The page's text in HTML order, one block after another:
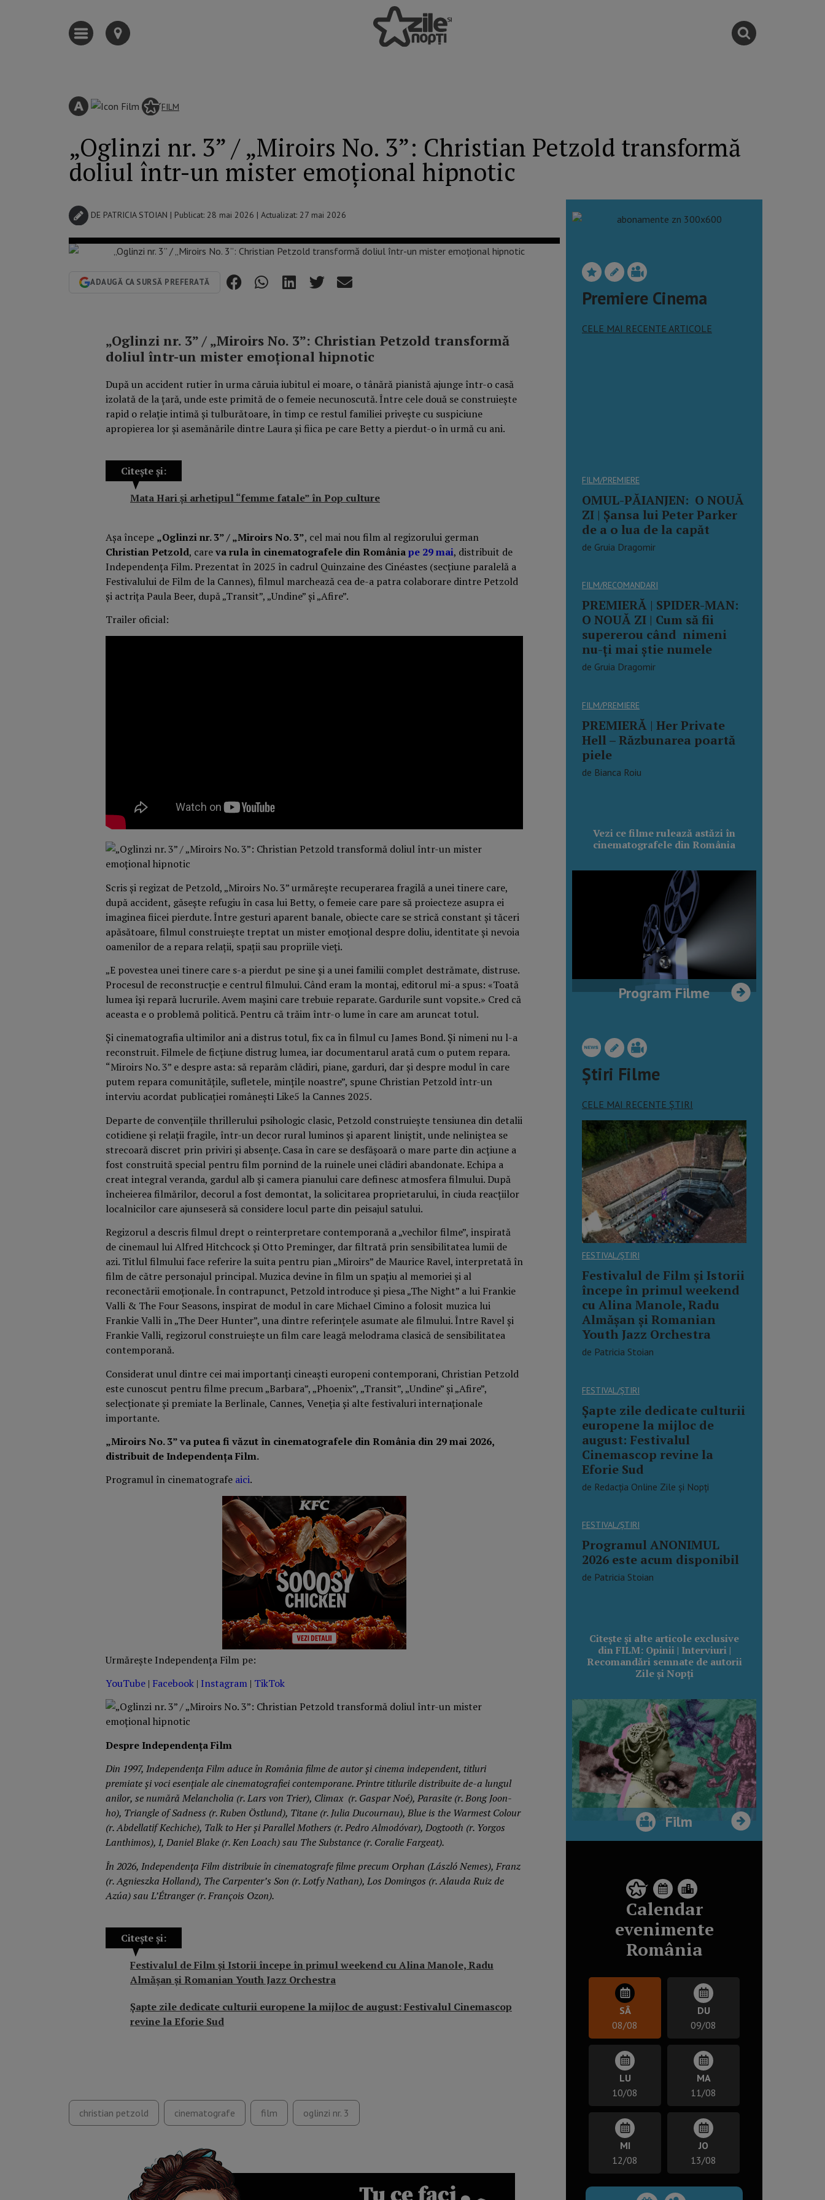
FILM
„Oglinzi nr. 3” / „Miroirs No. 3”: Christian Petzold transformă
doliul într-un mister emoțional hipnotic
DE PATRICIA STOIAN | Publicat: 28 mai 2026 | Actualizat: 27 mai 2026
ADAUGĂ CA SURSĂ PREFERATĂ
„Oglinzi nr. 3” / „Miroirs No. 3”: Christian Petzold transformă
doliul într-un mister emoțional hipnotic
După un accident rutier în urma căruia iubitul ei moare, o tânără pianistă ajunge într-o casă
izolată de la țară, unde este primită de o femeie necunoscută. Între cele două se construiește
rapid o relație intimă și tulburătoare, în timp ce restul familiei privește cu suspiciune
apropierea lor și asemănările dintre Laura și fiica pe care Betty a pierdut-o în urmă cu ani.
Citește și:
Mata Hari şi arhetipul “femme fatale” în Pop culture
Așa începe „Oglinzi nr. 3” / „Miroirs No. 3”, cel mai nou film al regizorului german
Christian Petzold, careva rula în cinematografele din Româniape 29 mai, distribuit de
Independența Film. Prezentat în 2025 în cadrul Quinzaine des Cinéastes (secțiune paralelă a
Festivalului de Film de la Cannes), filmul marchează cea de-a patra colaborare dintre Petzold
și actrița Paula Beer, după „Transit”, „Undine” și „Afire”.
Trailer oficial:
Scris și regizat de Petzold, „Miroirs No. 3” urmărește recuperarea fragilă a unei tinere care,
după accident, găsește refugiu în casa lui Betty, o femeie care pare să proiecteze asupra ei
imaginea fiicei pierdute. Între gesturi aparent banale, obiecte care se strică constant și tăceri
apăsătoare, filmul construiește treptat un mister emoțional despre doliu, identitate și nevoia
oamenilor de a repara relații, spații sau propriile vieți.
„E povestea unei tinere care s-a pierdut pe sine și a unei familii complet destrămate, distruse.
Procesul de reconstrucție e centrul filmului. Când eram la montaj, editorul mi-a spus: «Toată
lumea își repară lucrurile. Avem mașini care trebuie reparate. Gardurile sunt vopsite.» Cred că
aceasta e o problemă politică. Pentru că trăim într-o lume în care am aruncat totul.
Și cinematografia ultimilor ani a distrus totul, fix ca în filmul cu James Bond. Și nimeni nu l-a
reconstruit. Filmele de ficțiune distrug lumea, iar documentarul arată cum o putem repara.
“Miroirs No. 3” e despre asta: să reparăm clădiri, piane, garduri, dar și despre modul în care
putem repara comunitățile, sufletele, mințile noastre”, spune Christian Petzold într-un
interviu acordat publicației românești Like5 la Cannes 2025.
Departe de convențiile thrillerului psihologic clasic, Petzold construiește tensiunea din detalii
cotidiene și relații fragile, într-un decor rural luminos și aparent liniștit, unde neliniștea se
strecoară discret prin priviri și absențe. Casa în care se desfășoară o mare parte din acțiune a
fost construită special pentru film pornind de la ruinele unei clădiri abandonate. Echipa a
creat integral veranda, gardul alb și camera pianului care definesc atmosfera filmului. După
încheierea filmărilor, decorul a fost demontat, la solicitarea proprietarului, în ciuda reacțiilor
localnicilor care ajunseseră să considere locul parte din peisajul satului.
Regizorul a descris filmul drept o reinterpretare contemporană a „vechilor filme”, inspirată
de cinemaul lui Alfred Hitchcock și Otto Preminger, dar filtrată prin sensibilitatea lumii de
azi. Titlul filmului face referire la suita pentru pian „Miroirs” de Maurice Ravel, interpretată în
film de către personajul principal. Muzica devine în film un spațiu al memoriei și al
reconectării emoționale. În contrapunct, Petzold introduce și piesa „The Night” a lui Frankie
Valli & The Four Seasons, inspirat de modul în care Michael Cimino a folosit muzica lui
Frankie Valli în „The Deer Hunter”, una dintre referințele asumate ale filmului. Între Ravel și
Frankie Valli, regizorul construiește un film care leagă melodrama clasică de sensibilitatea
contemporană.
Considerat unul dintre cei mai importanți cineaști europeni contemporani, Christian Petzold
este cunoscut pentru filme precum „Barbara”, „Phoenix”, „Transit”, „Undine” și „Afire”,
selecționate și premiate la Berlinale, Cannes, Veneția și alte festivaluri internaționale
importante.
„Miroirs No. 3” va putea fi văzut în cinematografele din România din 29 mai 2026,
distribuit de Independența Film.
Programul în cinematografe aici.
Urmărește Independența Film pe:
YouTube | Facebook | Instagram | TikTok
Despre Independența Film
Din 1997, Independența Film aduce în România filme de autor și cinema independent, titluri
premiate și voci esențiale ale cinematografiei contemporane. Printre titlurile distribuite de-a lungul
anilor, se numără Melancholia (r. Lars von Trier), Climax (r. Gaspar Noé), Parasite (r. Bong Joon-
ho), Triangle of Sadness (r. Ruben Östlund), Titane (r. Julia Ducournau), Blue is the Warmest Colour
(r. Abdellatif Kechiche), Talk to Her și Parallel Mothers (r. Pedro Almodóvar), Dogtooth (r. Yorgos
Lanthimos), I, Daniel Blake (r. Ken Loach) sau The Substance (r. Coralie Fargeat).
În 2026, Independența Film distribuie în cinematografe filme precum Orphan (László Nemes), Franz
(r. Agnieszka Holland), The Carpenter’s Son (r.Lotfy Nathan), Los Domingos (r. Alauda Ruiz de
Azúa) sau L’Étranger (r. François Ozon).
Citește și:
Festivalul de Film și Istorii începe în primul weekend cu Alina Manole, Radu
Almășan și Romanian Youth Jazz Orchestra
Șapte zile dedicate culturii europene la mijloc de august: Festivalul Cinemascop
revine la Eforie Sud
christian petzold cinematografe film oglinzi nr. 3
Premiere Cinema
CELE MAI RECENTE ARTICOLE
FILM/PREMIERE
OMUL-PĂIANJEN: O NOUĂ
ZI | Şansa lui Peter Parker
de a o lua de la capăt
de Gruia Dragomir
FILM/RECOMANDARI
PREMIERĂ | SPIDER-MAN:
O NOUĂ ZI | Cum să fii
supererou când nimeni
nu-ți mai știe numele
de Gruia Dragomir
FILM/PREMIERE
PREMIERĂ | Her Private
Hell – Răzbunarea poartă
piele
de Bianca Roiu
Vezi ce filme rulează astăzi în
cinematografele din România
Program Filme
Știri Filme
CELE MAI RECENTE ȘTIRI
FESTIVAL/ȘTIRI
Festivalul de Film și Istorii
începe în primul weekend
cu Alina Manole, Radu
Almășan și Romanian
Youth Jazz Orchestra
de Patricia Stoian
FESTIVAL/ȘTIRI
Șapte zile dedicate culturii
europene la mijloc de
august: Festivalul
Cinemascop revine la
Eforie Sud
de Redacția Online Zile și Nopți
FESTIVAL/ȘTIRI
Programul ANONIMUL
2026 este acum disponibil
de Patricia Stoian
Citește și alte articole exclusive
din FILM: Opinii | Interviuri |
Recomandări semnate de autorii
Zile și Nopți
Film
Calendar
evenimente
România
SÂ
08/08
DU
09/08
LU
10/08
MA
11/08
MI
12/08
JO
13/08